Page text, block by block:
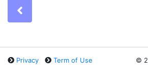
Privacy Term of Use ©